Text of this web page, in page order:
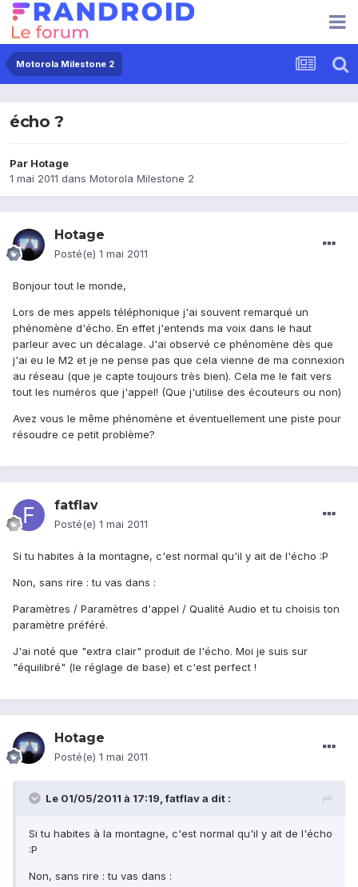
Motorola Milestone 2
écho ?
Par Hotage
1 mai 2011 dans Motorola Milestone 2
Hotage
Posté(e) 1 mai 2011
Bonjour tout le monde,
Lors de mes appels téléphonique j'ai souvent remarqué un
phénomène d'écho. En effet j'entends ma voix dans le haut
parleur avec un décalage. J'ai observé ce phénomène dès que
j'ai eu le M2 et je ne pense pas que cela vienne de ma connexion
au réseau (que je capte toujours très bien). Cela me le fait vers
tout les numéros que j'appel! (Que j'utilise des écouteurs ou non)
Avez vous le même phénomène et éventuellement une piste pour
résoudre ce petit problème?
fatflav
Posté(e) 1 mai 2011
Si tu habites à la montagne, c'est normal qu'il y ait de l'écho :P
Non, sans rire : tu vas dans :
Paramètres / Paramètres d'appel / Qualité Audio et tu choisis ton
paramètre préféré.
J'ai noté que "extra clair" produit de l'écho. Moi je suis sur
"équilibré" (le réglage de base) et c'est perfect !
Hotage
Posté(e) 1 mai 2011
Le 01/05/2011 à 17:19, fatflav a dit :
Si tu habites à la montagne, c'est normal qu'il y ait de l'écho
:P
Non, sans rire : tu vas dans :